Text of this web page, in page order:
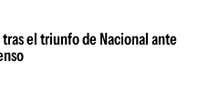
el triunfo de Nacional ante